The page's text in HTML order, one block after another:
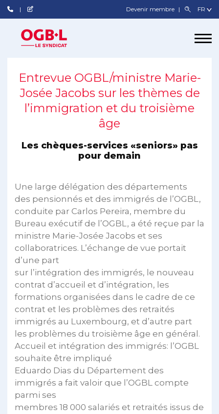
Devenir membre
Entrevue OGBL/ministre Marie-
Josée Jacobs sur les thèmes de
l’immigration et du troisième
âge
Les chèques-services «seniors» pas
pour demain
Une large délégation des départements
des pensionnés et des immigrés de l’OGBL,
conduite par Carlos Pereira, membre du
Bureau exécutif de l’OGBL, a été reçue par la
ministre Marie-Josée Jacobs et ses
collaboratrices. L’échange de vue portait
d’une part
sur l’intégration des immigrés, le nouveau
contrat d’accueil et d’intégration, les
formations organisées dans le cadre de ce
contrat et les problèmes des retraités
immigrés au Luxembourg, et d’autre part
les problèmes du troisième âge en général.
Accueil et intégration des immigrés: l’OGBL
souhaite être impliqué
Eduardo Dias du Département des
immigrés a fait valoir que l’OGBL compte
parmi ses
membres 18 000 salariés et retraités issus de